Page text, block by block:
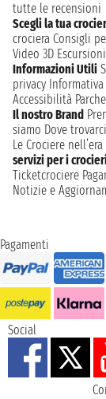
tutte le recensioni
Scegli la tua
crociera Consigli
Video 3D Escursioni
Informazioni Utili
privacy
Accessibilità
Il nostro Brand
siamo Dove trovarci
Le Crociere
servizi per i
Ticketcrociere
Notizie e
Pagamenti
Social